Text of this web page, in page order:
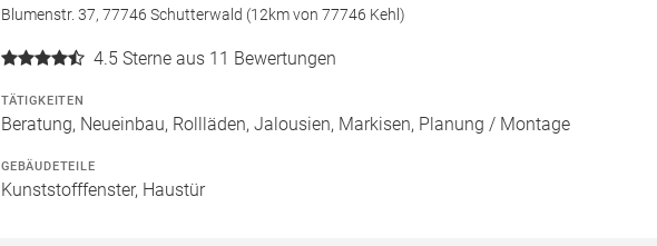
Blumenstr. 37, 77746 Schutterwald (12km von 77746 Kehl)
4.5 Sterne aus 11 Bewertungen
TÄTIGKEITEN
Beratung, Neueinbau, Rollläden, Jalousien, Markisen, Planung / Montage
GEBÄUDETEILE
Kunststofffenster, Haustür